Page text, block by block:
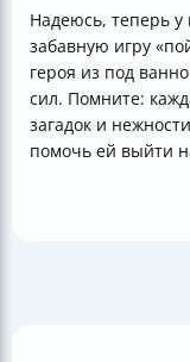
Надеюсь, теперь у
забавную игру
героя из под
сил. Помните:
загадок и
помочь ей выйти